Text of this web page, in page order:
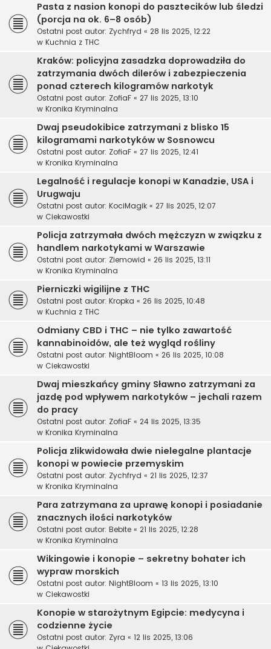
Pasta z nasion konopi do pasztecików lub śledzi
(porcja na ok. 6–8 osób)
Ostatni post autor: Zychfryd « 28 lis 2025, 12:22
w Kuchnia z THC
Kraków: policyjna zasadzka doprowadziła do
zatrzymania dwóch dilerów i zabezpieczenia
ponad czterech kilogramów narkotyk
Ostatni post autor: ZofiaF « 27 lis 2025, 13:10
w Kronika Kryminalna
Dwaj pseudokibice zatrzymani z blisko 15
kilogramami narkotyków w Sosnowcu
Ostatni post autor: ZofiaF « 27 lis 2025, 12:41
w Kronika Kryminalna
Legalność i regulacje konopi w Kanadzie, USA i
Urugwaju
Ostatni post autor: KociMagik « 27 lis 2025, 12:07
w Ciekawostki
Policja zatrzymała dwóch mężczyzn w związku z
handlem narkotykami w Warszawie
Ostatni post autor: Ziemowid « 26 lis 2025, 13:11
w Kronika Kryminalna
Pierniczki wigilijne z THC
Ostatni post autor: Kropka « 26 lis 2025, 10:48
w Kuchnia z THC
Odmiany CBD i THC – nie tylko zawartość
kannabinoidów, ale też wygląd rośliny
Ostatni post autor: NightBloom « 26 lis 2025, 10:08
w Ciekawostki
Dwaj mieszkańcy gminy Sławno zatrzymani za
jazdę pod wpływem narkotyków – jechali razem
do pracy
Ostatni post autor: ZofiaF « 24 lis 2025, 13:35
w Kronika Kryminalna
Policja zlikwidowała dwie nielegalne plantacje
konopi w powiecie przemyskim
Ostatni post autor: Zychfryd « 21 lis 2025, 12:37
w Kronika Kryminalna
Para zatrzymana za uprawę konopi i posiadanie
znacznych ilości narkotyków
Ostatni post autor: Bebite « 21 lis 2025, 12:28
w Kronika Kryminalna
Wikingowie i konopie – sekretny bohater ich
wypraw morskich
Ostatni post autor: NightBloom « 13 lis 2025, 13:10
w Ciekawostki
Konopie w starożytnym Egipcie: medycyna i
codzienne życie
Ostatni post autor: Zyra « 12 lis 2025, 13:06